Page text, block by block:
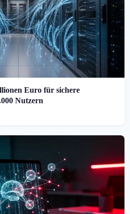
Euro für sichere
Nutzern